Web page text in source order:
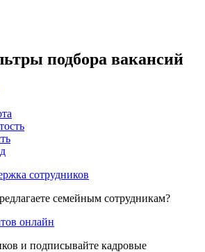
подбора вакансий
сотрудников
семейным сотрудникам?
онлайн
и подписывайте кадровые